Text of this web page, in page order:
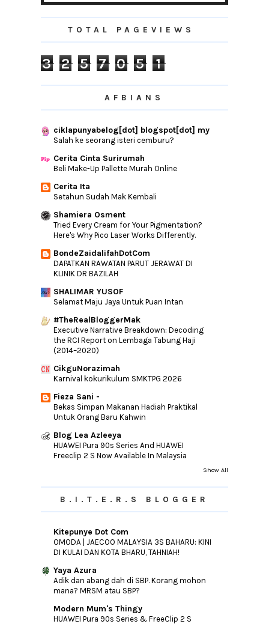
►February(4)
►January(2)
► 2018 (165)
► 2017(192)
►2016(240)
► 2015(346)
►2013(154)
►2012(76)
► 2011(10)
►2010(44)
TOTAL PAGEVIEWS
3 2 5 7 0 5 1
AFBIANS
ciklapunyabelog[dot] blogspot[dot] my
Salah ke seorang isteri cemburu?
Cerita Cinta Surirumah
Beli Make-Up Pallette Murah Online
Cerita Ita
Setahun Sudah Mak Kembali
Shamiera Osment
Tried Every Cream for Your Pigmentation?
Here's Why Pico Laser Works Differently.
BondeZaidalifahDotCom
DAPATKAN RAWATAN PARUT JERAWAT DI
KLINIK DR BAZILAH
SHALIMAR YUSOF
Selamat Maju Jaya Untuk Puan Intan
#TheRealBloggerMak
Executive Narrative Breakdown: Decoding
the RCI Report on Lembaga Tabung Haji
(2014–2020)
CikguNorazimah
Karnival kokurikulum SMKTPG 2026
Fieza Sani -
Bekas Simpan Makanan Hadiah Praktikal
Untuk Orang Baru Kahwin
Blog Lea Azleeya
HUAWEI Pura 90s Series And HUAWEI
Freeclip 2 S Now Available In Malaysia
Show All
B.I.T.E.R.S BLOGGER
Kitepunye Dot Com
OMODA | JAECOO MALAYSIA 3S BAHARU: KINI
DI KULAI DAN KOTA BHARU, TAHNIAH!
Yaya Azura
Adik dan abang dah di SBP. Korang mohon
mana? MRSM atau SBP?
Modern Mum's Thingy
HUAWEI Pura 90s Series & FreeClip 2 S